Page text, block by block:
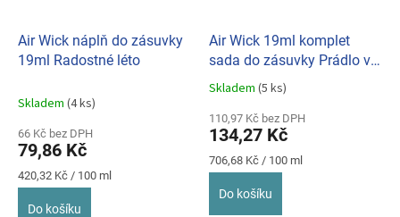
Air Wick náplň do zásuvky
19ml Radostné léto
Skladem (4 ks)
66 Kč bez DPH
79,86 Kč
Měrná
cena:
420,32 Kč / 100 ml
Do košíku
Air Wick 19ml komplet
sada do zásuvky Prádlo ve
vánku
Průměrné
produktu
je
5,0
z
Skladem (5 ks)
110,97 Kč bez DPH
134,27 Kč
Měrná
cena:
706,68 Kč / 100 ml
Do košíku